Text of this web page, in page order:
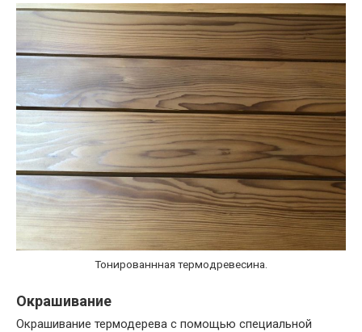
Тонированнная термодревесина.
Окрашивание
Окрашивание термодерева с помощью специальной